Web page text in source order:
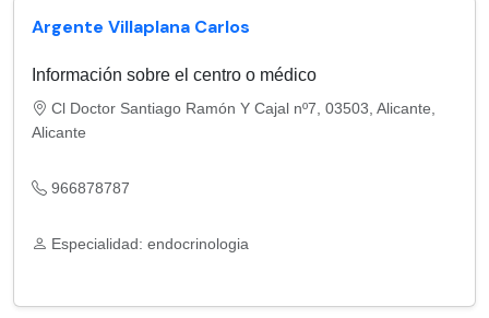
Argente Villaplana Carlos
Información sobre el centro o médico
Cl Doctor Santiago Ramón Y Cajal nº7, 03503, Alicante,
Alicante
966878787
Especialidad: endocrinologia